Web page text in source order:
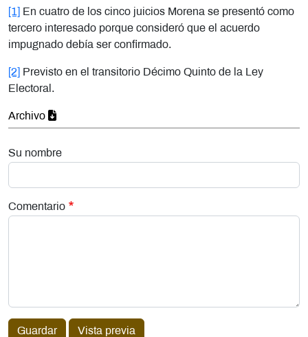
[1]
En cuatro de los cinco juicios Morena se presentó como
tercero interesado porque consideró que el acuerdo
impugnado debía ser confirmado.
[2]
Previsto en el transitorio Décimo Quinto de la Ley
Electoral.
Archivo
Su nombre
Comentario
Guardar Vista previa